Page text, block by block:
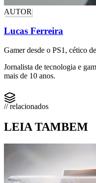
AUTOR
Lucas Ferreira
Gamer desde o PS1, cético
Jornalista de tecnologia e
mais de 10 anos.
// relacionados
LEIA TAMBEM